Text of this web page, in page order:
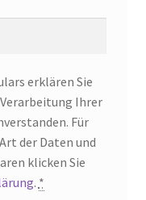
erklären Sie
Ihrer
Für
der Daten und
klicken Sie
. *